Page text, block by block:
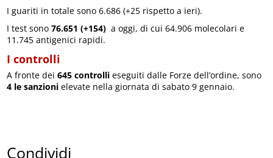
I guariti in totale sono 6.686 (+25 rispetto a ieri).
I test sono 76.651 (+154) a oggi, di cui 64.906 molecolari e
11.745 antigenici rapidi.
I controlli
A fronte dei645 controlli eseguiti dalle Forze dell’ordine, sono
4 le sanzioni elevate nella giornata di sabato 9 gennaio.
Condividi